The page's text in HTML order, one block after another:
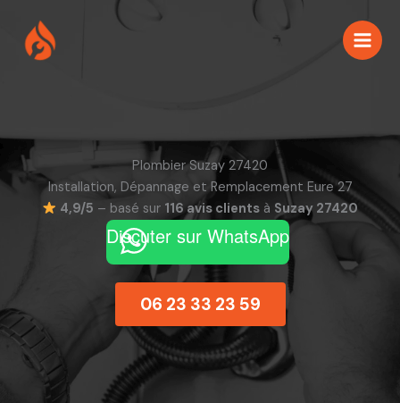
contenu
Plombier Suzay 27420
Installation, Dépannage et Remplacement Eure 27
4,9/5 – basé sur 116 avis clients à Suzay 27420
Discuter sur WhatsApp
06 23 33 23 59